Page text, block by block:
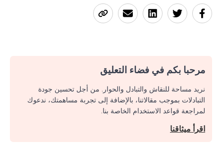
مرحبا بكم في فضاء التعليق
نريد مساحة للنقاش والتبادل والحوار. من أجل تحسين جودة
التبادلات بموجب مقالاتنا، بالإضافة إلى تجربة مساهمتك، ندعوك
لمراجعة قواعد الاستخدام الخاصة بنا.
اقرأ ميثاقنا